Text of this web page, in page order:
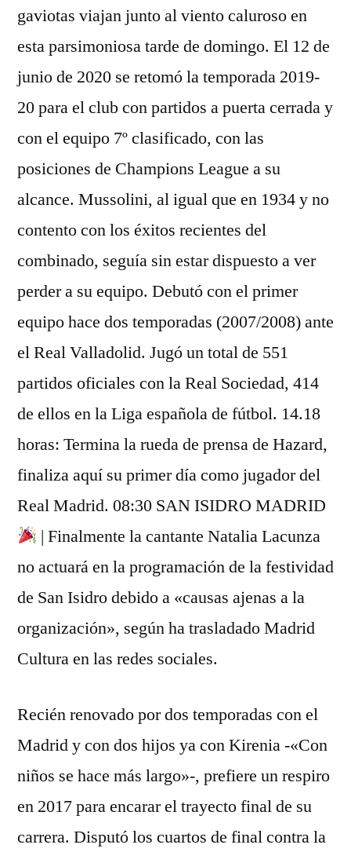
gaviotas viajan junto al viento caluroso en
esta parsimoniosa tarde de domingo. El 12 de
junio de 2020 se retomó la temporada 2019-
20 para el club con partidos a puerta cerrada y
con el equipo 7º clasificado, con las
posiciones de Champions League a su
alcance. Mussolini, al igual que en 1934 y no
contento con los éxitos recientes del
combinado, seguía sin estar dispuesto a ver
perder a su equipo. Debutó con el primer
equipo hace dos temporadas (2007/2008) ante
el Real Valladolid. Jugó un total de 551
partidos oficiales con la Real Sociedad, 414
de ellos en la Liga española de fútbol. 14.18
horas: Termina la rueda de prensa de Hazard,
finaliza aquí su primer día como jugador del
Real Madrid. 08:30 SAN ISIDRO MADRID
| Finalmente la cantante Natalia Lacunza
no actuará en la programación de la festividad
de San Isidro debido a «causas ajenas a la
organización», según ha trasladado Madrid
Cultura en las redes sociales.
Recién renovado por dos temporadas con el
Madrid y con dos hijos ya con Kirenia -«Con
niños se hace más largo»-, prefiere un respiro
en 2017 para encarar el trayecto final de su
carrera. Disputó los cuartos de final contra la